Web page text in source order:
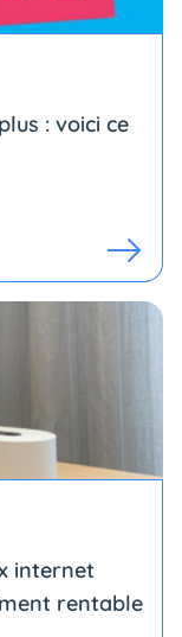
: voici ce
internet
rentable